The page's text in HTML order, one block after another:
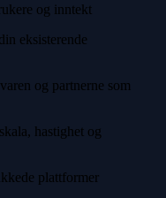
og inntekt
eksisterende
og partnerne som
hastighet og
plattformer